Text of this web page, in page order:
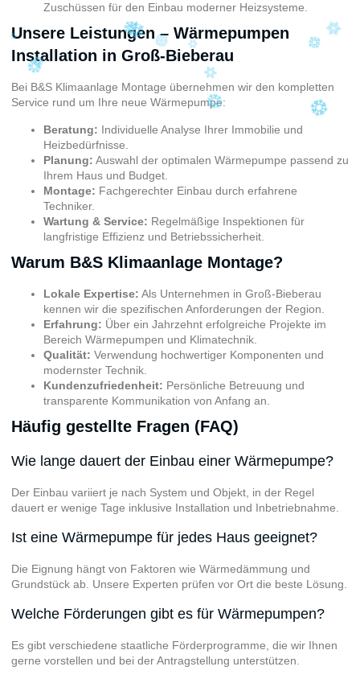
Zuschüssen für den Einbau moderner Heizsysteme.
Unsere Leistungen – Wärmepumpen
Installation in Groß-Bieberau
Bei B&S Klimaanlage Montage übernehmen wir den kompletten
Service rund um Ihre neue Wärmepumpe:
Beratung: Individuelle Analyse Ihrer Immobilie und
Heizbedürfnisse.
Planung: Auswahl der optimalen Wärmepumpe passend zu
Ihrem Haus und Budget.
Montage: Fachgerechter Einbau durch erfahrene
Techniker.
Wartung & Service: Regelmäßige Inspektionen für
langfristige Effizienz und Betriebssicherheit.
Warum B&S Klimaanlage Montage?
Lokale Expertise: Als Unternehmen in Groß-Bieberau
kennen wir die spezifischen Anforderungen der Region.
Erfahrung: Über ein Jahrzehnt erfolgreiche Projekte im
Bereich Wärmepumpen und Klimatechnik.
Qualität: Verwendung hochwertiger Komponenten und
modernster Technik.
Kundenzufriedenheit: Persönliche Betreuung und
transparente Kommunikation von Anfang an.
Häufig gestellte Fragen (FAQ)
Wie lange dauert der Einbau einer Wärmepumpe?
Der Einbau variiert je nach System und Objekt, in der Regel
dauert er wenige Tage inklusive Installation und Inbetriebnahme.
Ist eine Wärmepumpe für jedes Haus geeignet?
Die Eignung hängt von Faktoren wie Wärmedämmung und
Grundstück ab. Unsere Experten prüfen vor Ort die beste Lösung.
Welche Förderungen gibt es für Wärmepumpen?
Es gibt verschiedene staatliche Förderprogramme, die wir Ihnen
gerne vorstellen und bei der Antragstellung unterstützen.